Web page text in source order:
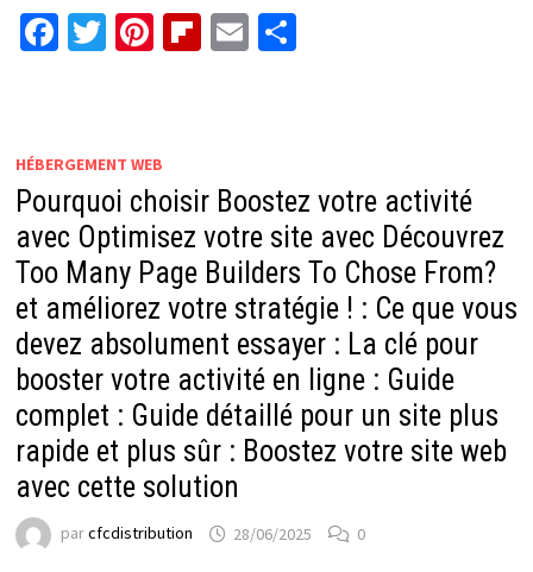
Facebook
Twitter
Pinterest
Flipboard
EmailPartager
HÉBERGEMENT WEB
Pourquoi choisir Boostez votre activité
avec Optimisez votre site avec Découvrez
Too Many Page Builders To Chose From?
et améliorez votre stratégie ! : Ce que vous
devez absolument essayer : La clé pour
booster votre activité en ligne : Guide
complet : Guide détaillé pour un site plus
rapide et plus sûr : Boostez votre site web
avec cette solution
parcfcdistribution 28/06/2025 0